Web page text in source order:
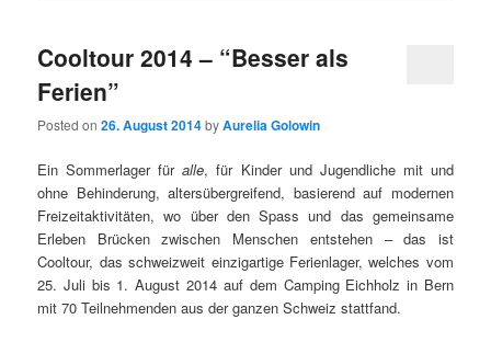
Cooltour 2014 – “Besser als
Ferien”
Posted on26. August 2014byAurelia Golowin
Ein Sommerlager füralle, für Kinder und Jugendliche mit und
ohne Behinderung, altersübergreifend, basierend auf modernen
Freizeitaktivitäten, wo über den Spass und das gemeinsame
Erleben Brücken zwischen Menschen entstehen – das ist
Cooltour, das schweizweit einzigartige Ferienlager, welches vom
25. Juli bis 1. August 2014 auf dem Camping Eichholz in Bern
mit 70 Teilnehmenden aus der ganzen Schweiz stattfand.